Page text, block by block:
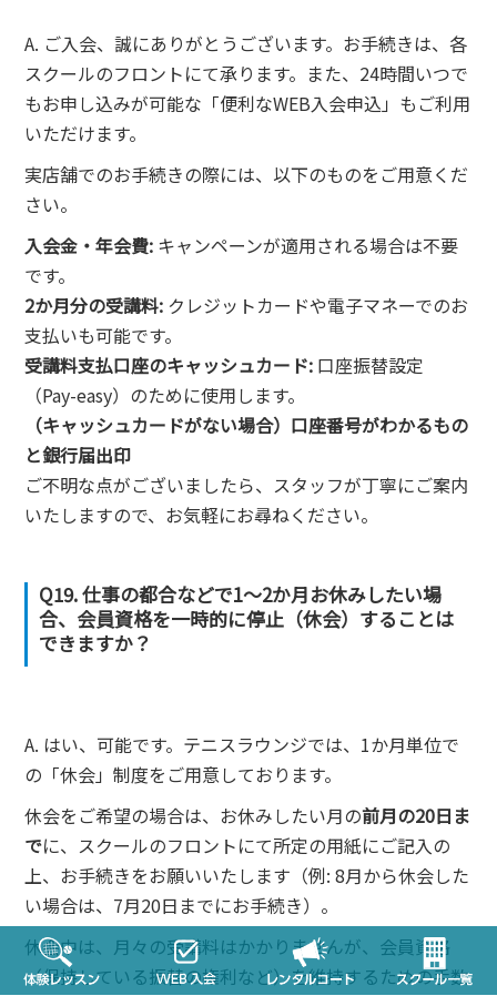
A. ご入会、誠にありがとうございます。お手続きは、各
スクールのフロントにて承ります。また、24時間いつで
もお申し込みが可能な「便利なWEB入会申込」もご利用
いただけます。
実店舗でのお手続きの際には、以下のものをご用意くだ
さい。
入会金・年会費: キャンペーンが適用される場合は不要
です。
2か月分の受講料: クレジットカードや電子マネーでのお
支払いも可能です。
受講料支払口座のキャッシュカード: 口座振替設定
（Pay-easy）のために使用します。
（キャッシュカードがない場合）口座番号がわかるもの
と銀行届出印
ご不明な点がございましたら、スタッフが丁寧にご案内
いたしますので、お気軽にお尋ねください。
Q19. 仕事の都合などで1～2か月お休みしたい場
合、会員資格を一時的に停止（休会）することは
できますか？
A. はい、可能です。テニスラウンジでは、1か月単位で
の「休会」制度をご用意しております。
休会をご希望の場合は、お休みしたい月の前月の20日ま
でに、スクールのフロントにて所定の用紙にご記入の
上、お手続きをお願いいたします（例: 8月から休会した
い場合は、7月20日までにお手続き）。
休会中は、月々の受講料はかかりませんが、会員資格
（保持している振替の権利など）を維持するための手数